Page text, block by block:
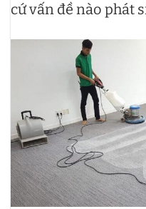
cứ vấn đề nào phát